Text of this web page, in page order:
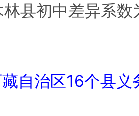
县初中差异系
自治区16个县